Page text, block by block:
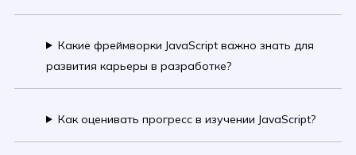
Какие фреймворки JavaScript важно знать для
развития карьеры в разработке?
Как оценивать прогресс в изучении JavaScript?